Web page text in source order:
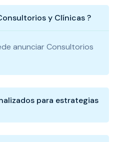
y Clínicas ?
anunciar Consultorios
para estrategias